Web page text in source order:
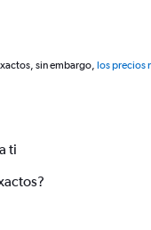
sin embargo, los precios
ti